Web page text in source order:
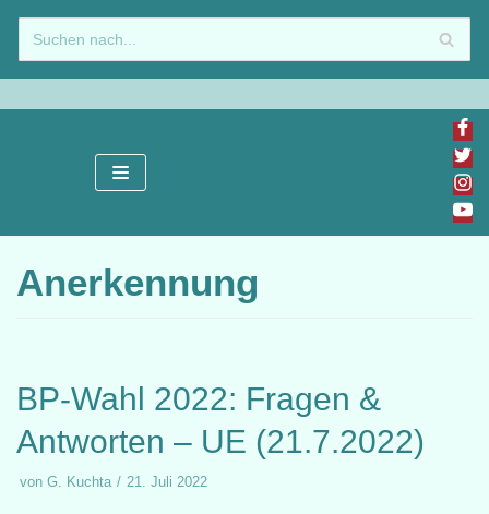
Zum
Inhalt
springen
Anerkennung
BP-Wahl 2022: Fragen &
Antworten – UE (21.7.2022)
von G. Kuchta 21. Juli 2022